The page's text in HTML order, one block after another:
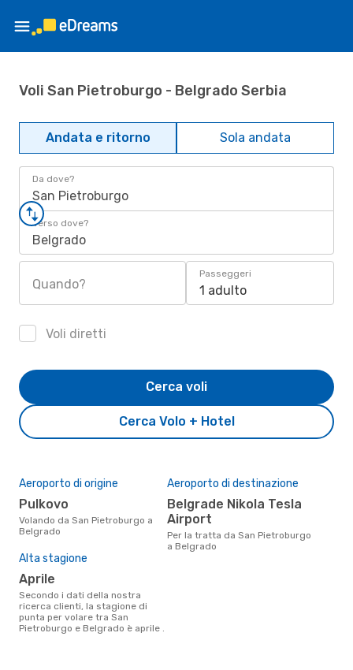
Voli San Pietroburgo - Belgrado Serbia
Andata e ritorno Sola andata
Da dove?
San Pietroburgo
Verso dove?
Belgrado
Quando?
Passeggeri
1 adulto
Voli diretti
Cerca Volo + Hotel
Cerca voli
Aeroporto di origine
Pulkovo
Volando da San Pietroburgo a
Belgrado
Aeroporto di destinazione
Belgrade Nikola Tesla
Airport
Per la tratta da San Pietroburgo
a Belgrado
Alta stagione
aprile
Secondo i dati della nostra
ricerca clienti, la stagione di
punta per volare tra San
Pietroburgo e Belgrado è aprile .